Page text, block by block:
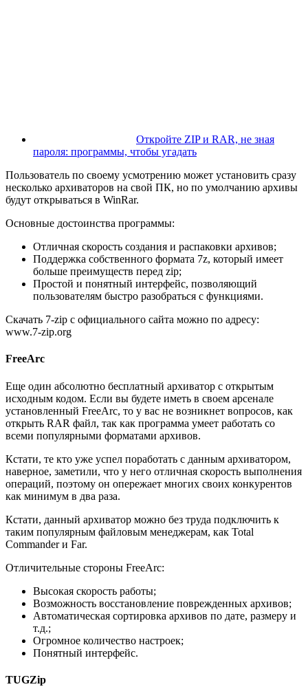
Откройте ZIP и RAR, не зная
пароля: программы, чтобы угадать
Пользователь по своему усмотрению может установить сразу
несколько архиваторов на свой ПК, но по умолчанию архивы
будут открываться в WinRar.
Основные достоинства программы:
Отличная скорость создания и распаковки архивов;
Поддержка собственного формата 7z, который имеет
больше преимуществ перед zip;
Простой и понятный интерфейс, позволяющий
пользователям быстро разобраться с функциями.
Скачать 7-zip с официального сайта можно по адресу:
www.7-zip.org
FreeArc
Еще один абсолютно бесплатный архиватор с открытым
исходным кодом. Если вы будете иметь в своем арсенале
установленный FreeArc, то у вас не возникнет вопросов, как
открыть RAR файл, так как программа умеет работать со
всеми популярными форматами архивов.
Кстати, те кто уже успел поработать с данным архиватором,
наверное, заметили, что у него отличная скорость выполнения
операций, поэтому он опережает многих своих конкурентов
как минимум в два раза.
Кстати, данный архиватор можно без труда подключить к
таким популярным файловым менеджерам, как Total
Commander и Far.
Отличительные стороны FreeArc:
Высокая скорость работы;
Возможность восстановление поврежденных архивов;
Автоматическая сортировка архивов по дате, размеру и
т.д.;
Огромное количество настроек;
Понятный интерфейс.
TUGZip